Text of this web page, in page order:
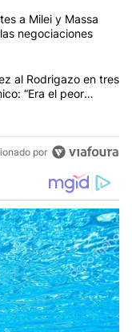
comentarios en los
a Milei y Massa
negociaciones
mencionó por
al Rodrigazo en tres
“Era el peor
por